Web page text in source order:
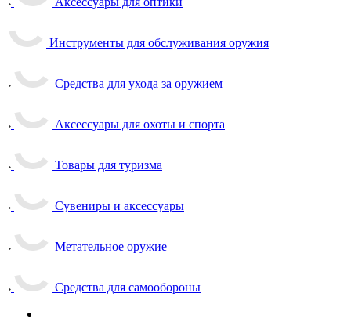
Инструменты для обслуживания оружия
Средства для ухода за оружием
Аксессуары для охоты и спорта
Товары для туризма
Сувениры и аксессуары
Метательное оружие
Средства для самообороны